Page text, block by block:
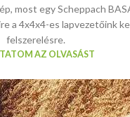
most egy Scheppach
a 4x4x4-es lapvezetőink
felszerelésre.
AZ OLVASÁST